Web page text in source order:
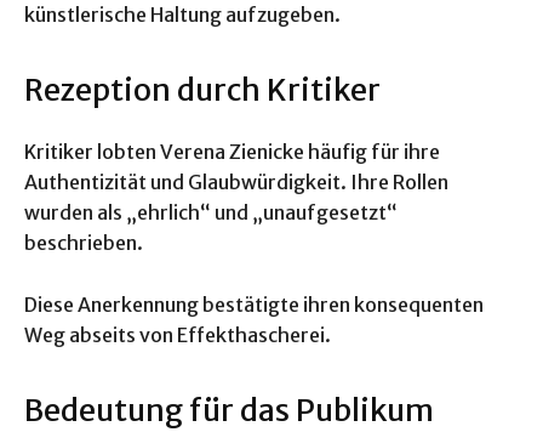
künstlerische Haltung aufzugeben.
Rezeption durch Kritiker
Kritiker lobten Verena Zienicke häufig für ihre
Authentizität und Glaubwürdigkeit. Ihre Rollen
wurden als „ehrlich“ und „unaufgesetzt“
beschrieben.
Diese Anerkennung bestätigte ihren konsequenten
Weg abseits von Effekthascherei.
Bedeutung für das Publikum